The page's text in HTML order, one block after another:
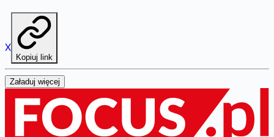
X
Kopiuj link
Załaduj więcej